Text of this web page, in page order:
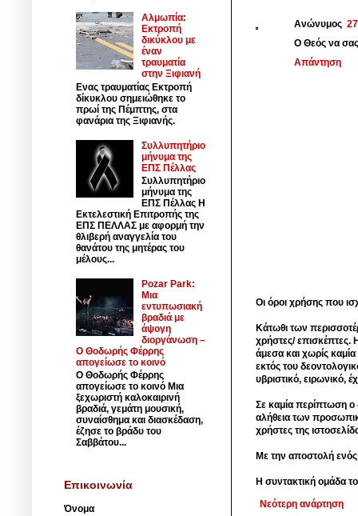
Ανώνυμος
Ο Θεός να σας
Απάντηση
Οι όροι χρήσης που
Κάτωθι των
χρήστες/ επισκέπτες.
άμεσα και χωρίς
εκτός του
υβριστικό, ειρωνικό,
Σε καμία περίπτωση ο
αλήθεια των
χρήστες της
Με την αποστολή
Η συντακτική ομάδα
Νεότερη ανάρτηση
Αλμωπία:
Εκτροπή
δικύκλου με
έναν
τραυματία
στην Ξιφιανή
Ενας τραυματίας Εκτροπή
δίκυκλου σημειώθηκε το
πρωί της Πέμπτης, στα
φανάρια της Ξιφιανής.
Συλλυπητήριο
μήνυμα της
ΕΠΣ Πέλλας
Συλλυπητήριο
μήνυμα της
ΕΠΣ Πέλλας Η
Εκτελεστική Επιτροπής της
ΕΠΣ ΠΕΛΛΑΣ με αφορμή την
θλιβερή αναγγελία του
θανάτου της μητέρας του
μέλους...
Pozar Park:
Μια
εντυπωσιακή
βραδιά με
άψογη
διοργάνωση –
Ο Θοδωρής Φέρρης
απογείωσε το κοινό
Ο Θοδωρής Φέρρης
απογείωσε το κοινό Μια
ξεχωριστή καλοκαιρινή
βραδιά, γεμάτη μουσική,
συναίσθημα και διασκέδαση,
έζησε το βράδυ του
Σαββάτου...
Επικοινωνία
Όνομα